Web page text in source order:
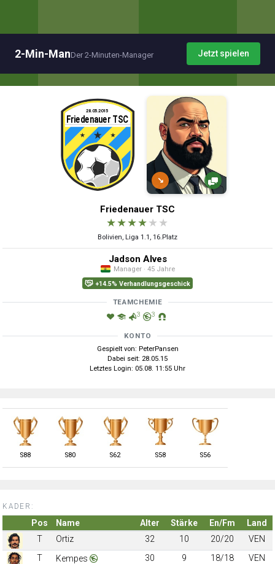
2-Min-ManDer 2-Minuten-Manager Jetzt spielen
↘
Friedenauer TSC
★★★★★ ★
Bolivien, Liga 1.1, 16.Platz
Jadson Alves
Manager · 45 Jahre
+14.5% Verhandlungsgeschick
TEAMCHEMIE
3 3
KONTO
Gespielt von: PeterPansen
Dabei seit: 28.05.15
Letztes Login: 05.08. 11:55 Uhr
S88 S80 S62 S58 S56
KADER:
Pos Name Alter Stärke En/Fm
Land
T
Ortiz 32 10 20/20
VEN
T
Kempes 30 9 18/18
VEN